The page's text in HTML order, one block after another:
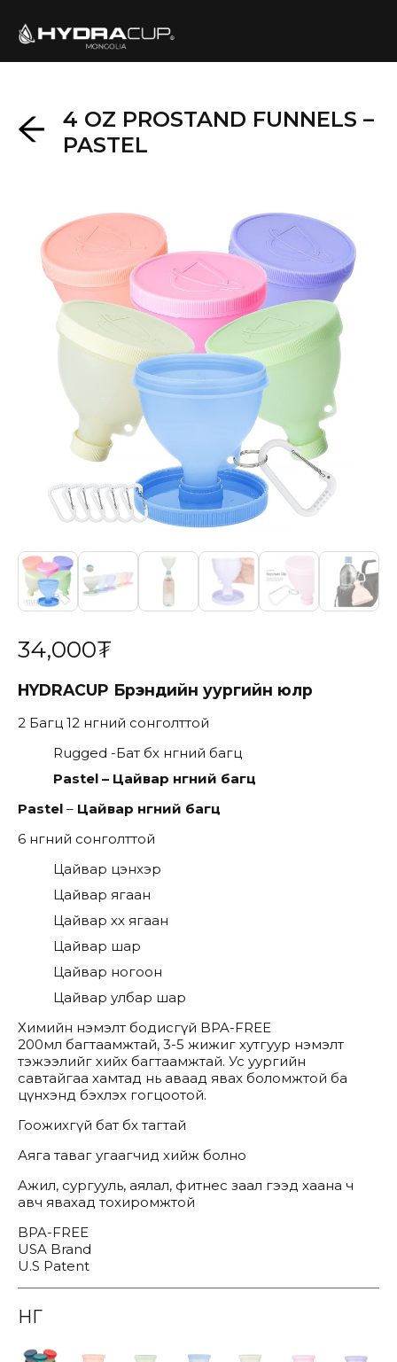
4 OZ PROSTAND FUNNELS –
PASTEL
34,000₮
HYDRACUP Брэндийн уургийн юүлүүр
2 Багц 12 өнгөний сонголттой
Rugged -Бат бөх өнгөний багц
Pastel – Цайвар өнгөний багц
Pastel – Цайвар өнгөний багц
6 өнгөний сонголттой
Цайвар цэнхэр
Цайвар ягаан
Цайвар хөх ягаан
Цайвар шар
Цайвар ногоон
Цайвар улбар шар
Химийн нэмэлт бодисгүй BPA-FREE
200мл багтаамжтай, 3-5 жижиг хутгуур нэмэлт
тэжээлийг хийх багтаамжтай. Ус уургийн
савтайгаа хамтад нь аваад явах боломжтой ба
цүнхэнд бэхлэх гогцоотой.
Гоожихгүй бат бөх тагтай
Аяга таваг угаагчид хийж болно
Ажил, сургууль, аялал, фитнес заал гээд хаана ч
авч явахад тохиромжтой
BPA-FREE
USA Brand
U.S Patent
ӨНГӨ